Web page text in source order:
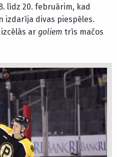
līdz 20. februārim, kad
izdarīja divas piespēles.
ar goliem trīs mačos